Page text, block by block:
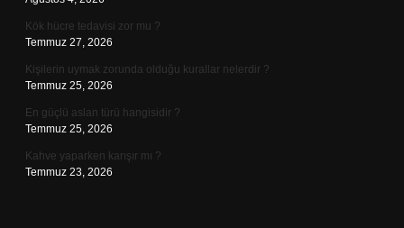
Kök hücre tedavisi zor mu ?
Temmuz 27, 2026
Kişilerin uymak zorunda olduğu kurallar nelerdir ?
Temmuz 25, 2026
En güçlü aslan türü hangisidir ?
Temmuz 25, 2026
Kahve yaparken karışır mı ?
Temmuz 23, 2026